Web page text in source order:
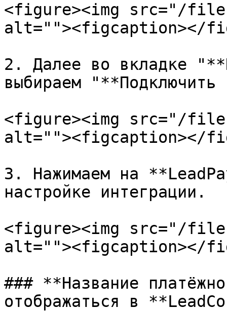
<figure><img src="/
alt=""><figcaption></
2. Далее во вкладке
выбираем
<figure><img src="/files/
alt=""><figcaption></
3. Нажимаем на
настройке интеграции.
<figure><img src="/files/
alt=""><figcaption></
### **Название
отображаться в